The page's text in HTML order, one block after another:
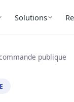
Solutions
publique